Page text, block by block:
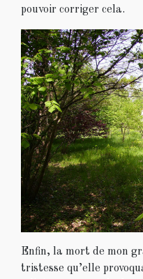
pouvoir corriger cela.
Enfin, la mort de mon
tristesse qu’elle